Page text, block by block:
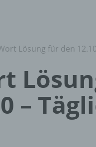
Lösung für den
–